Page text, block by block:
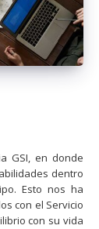
GSI, en donde
dentro
Esto nos ha
con el Servicio
con su vida